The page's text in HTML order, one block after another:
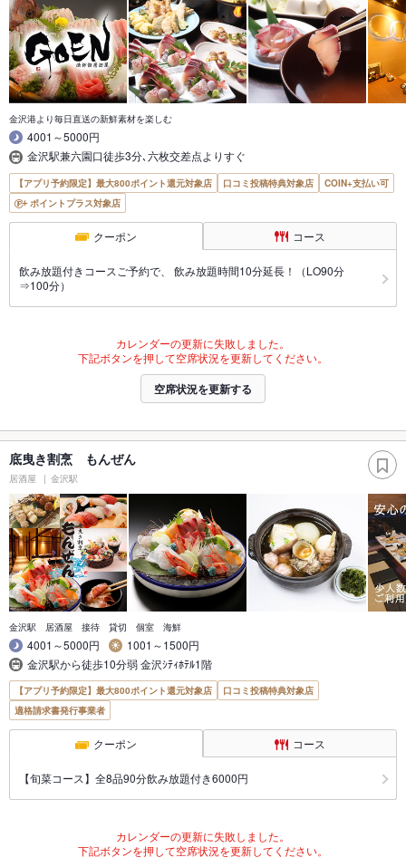
金沢港より毎日直送の新鮮素材を楽しむ
4001～5000円
金沢駅兼六園口徒歩3分､六枚交差点よりすぐ
【アプリ予約限定】最大800ポイント還元対象店 口コミ投稿特典対象店
COIN+支払い可
ポイントプラス対象店
クーポン コース
飲み放題付きコースご予約で、 飲み放題時間10分延長！（LO90分
⇒100分）
カレンダーの更新に失敗しました。
下記ボタンを押して空席状況を更新してください。
空席状況を更新する
底曳き割烹 もんぜん
居酒屋 金沢駅
金沢駅 居酒屋 接待 貸切 個室 海鮮
4001～5000円
1001～1500円
金沢駅から徒歩10分弱 金沢ｼﾃｨﾎﾃﾙ1階
【アプリ予約限定】最大800ポイント還元対象店
口コミ投稿特典対象店
適格請求書発行事業者
クーポン コース
【旬菜コース】全8品90分飲み放題付き6000円
カレンダーの更新に失敗しました。
下記ボタンを押して空席状況を更新してください。